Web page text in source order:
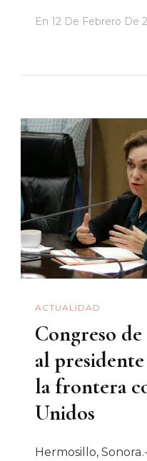
En 12 De Febrero De
ACTUALIDAD
Congreso
al
la frontera
Unidos
Hermosillo,